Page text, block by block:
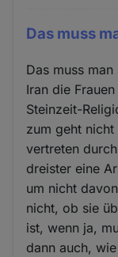
Das muss
Das muss
Iran die
Steinzeit-
zum geht
vertreten
dreister eine
um nicht
nicht, ob sie
ist, wenn ja,
dann auch,